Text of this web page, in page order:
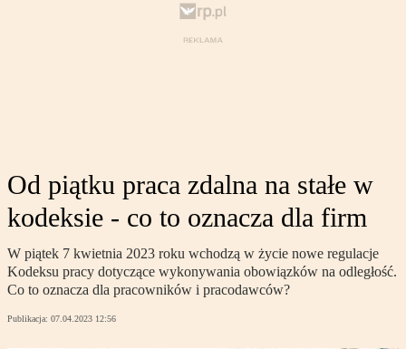
Od piątku praca zdalna na stałe w
kodeksie - co to oznacza dla firm
W piątek 7 kwietnia 2023 roku wchodzą w życie nowe regulacje
Kodeksu pracy dotyczące wykonywania obowiązków na odległość.
Co to oznacza dla pracowników i pracodawców?
Publikacja: 07.04.2023 12:56